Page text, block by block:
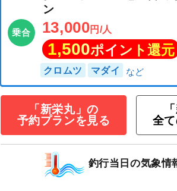
乗合
クロムツ→コマセ五
ン
13,000円/人
1,500ポイント
クロムツ マダイ
「新栄丸」の
予約プランを見る
全
釣行当日の気象情